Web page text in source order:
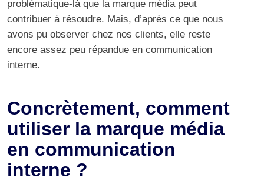
problématique-là que la marque média peut
contribuer à résoudre. Mais, d’après ce que nous
avons pu observer chez nos clients, elle reste
encore assez peu répandue en communication
interne.
Concrètement, comment
utiliser la marque média
en communication
interne ?